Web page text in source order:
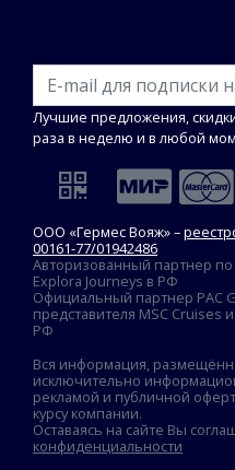
Лучшие предложения,
раза в неделю и в любой
ООО «Гермес Вояж» –
00161-77/01942486
Авторизованный партнер
Explora Journeys в РФ
Официальный партнер PAC
представителя MSC Cruises
РФ
Вся информация,
исключительно
рекламой и публичной
курсу компании.
Оставаясь на сайте Вы
конфиденциальности